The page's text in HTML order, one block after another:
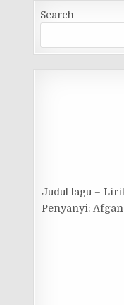
Search
Judul lagu –
Penyanyi: Afgan